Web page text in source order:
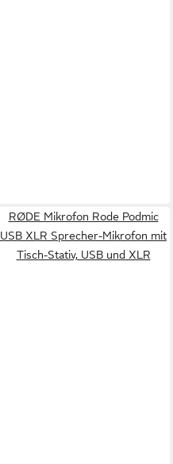
RØDE Mikrofon Rode Podmic
USB XLR Sprecher-Mikrofon mit
Tisch-Stativ, USB und XLR